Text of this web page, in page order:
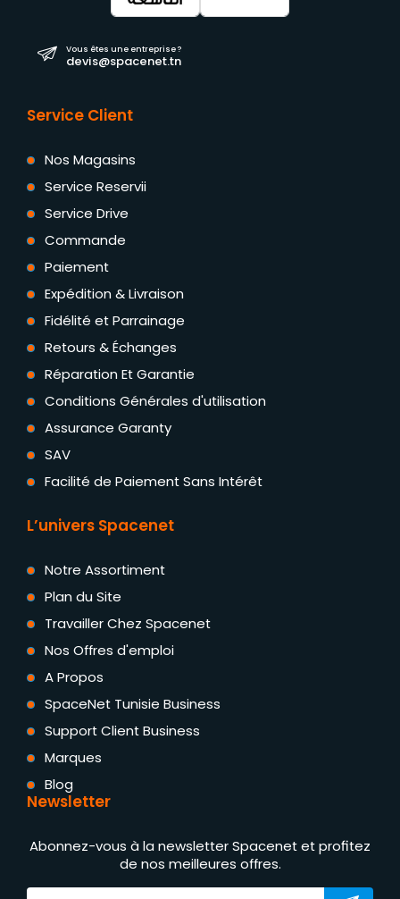
Vous êtes une entreprise ?
devis@spacenet.tn
Service Client
Nos Magasins
Service Reservii
Service Drive
Commande
Paiement
Expédition & Livraison
Fidélité et Parrainage
Retours & Échanges
Réparation Et Garantie
Conditions Générales d'utilisation
Assurance Garanty
SAV
Facilité de Paiement Sans Intérêt
L’univers Spacenet
Notre Assortiment
Plan du Site
Travailler Chez Spacenet
Nos Offres d'emploi
A Propos
SpaceNet Tunisie Business
Support Client Business
Marques
Blog
Newsletter
Abonnez-vous à la newsletter Spacenet et profitez
de nos meilleures offres.